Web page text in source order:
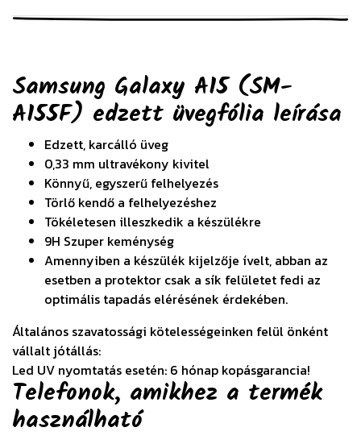
Samsung Galaxy A15 (SM-
A155F) edzett üvegfólia leírása
Edzett, karcálló üveg
0,33 mm ultravékony kivitel
Könnyű, egyszerű felhelyezés
Törlő kendő a felhelyezéshez
Tökéletesen illeszkedik a készülékre
9H Szuper keménység
Amennyiben a készülék kijelzője ívelt, abban az
esetben a protektor csak a sík felületet fedi az
optimális tapadás elérésének érdekében.
Általános szavatossági kötelességeinken felül önként
vállalt jótállás:
Led UV nyomtatás esetén: 6 hónap kopásgarancia!
Telefonok, amikhez a termék
használható